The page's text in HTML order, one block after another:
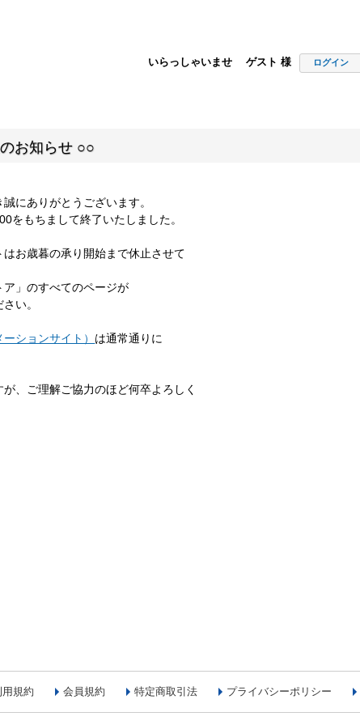
いらっしゃいませ ゲスト 様 ログイン
お知らせ ○○
にありがとうございます。
をもちまして終了いたしました。
お歳暮の承り開始まで休止させて
」のすべてのページが
い。
ションサイト） は通常通りに
、ご理解ご協力のほど何卒よろしく
用規約 会員規約 特定商取引法 プライバシーポリシー